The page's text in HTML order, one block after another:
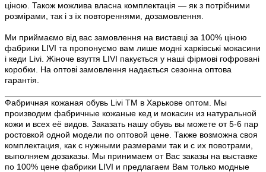
ціною. Також можлива власна комплектація — як з потрібними
розмірами, так і з їх повтореннями, дозамовлення.
Ми приймаємо від вас замовлення на виставці за 100% ціною
фабрики LIVI та пропонуємо вам лише модні харківські мокасини
і кеди Livi. Жіноче взуття LIVI пакується у наші фірмові гофровані
коробки. На оптові замовлення надається сезонна оптова
гарантія.
Фабричная кожаная обувь Livi TM в Харькове оптом. Мы
производим фабричные кожаные кед и мокасин из натуральной
кожи и всех её видов. Заказать нашу обувь вы можете от 5-6 пар
ростовкой одной модели по оптовой цене. Также возможна своя
комплектация, как с нужными размерами так и с их повотрами,
выполняем дозаказы. Мы принимаем от Вас заказы на выставке
по 100% цене фабрики LIVI и предлагаем Вам только модные